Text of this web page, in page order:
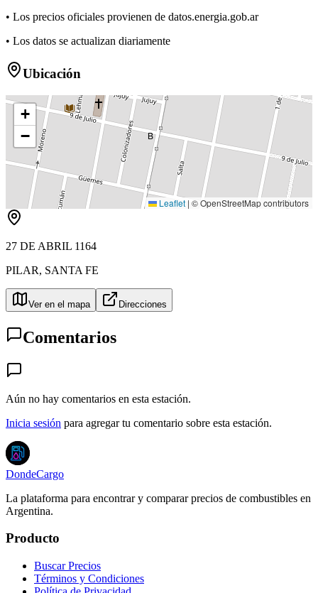
• Los precios oficiales provienen de datos.energia.gob.ar
• Los datos se actualizan diariamente
Ubicación
B
+
−
Leaflet | © OpenStreetMap contributors
27 DE ABRIL 1164
PILAR, SANTA FE
Ver en el mapa Direcciones
Comentarios
Aún no hay comentarios en esta estación.
Inicia sesión para agregar tu comentario sobre esta estación.
DondeCargo
La plataforma para encontrar y comparar precios de combustibles en
Argentina.
Producto
Buscar Precios
Términos y Condiciones